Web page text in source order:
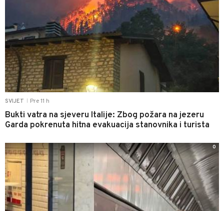
SVIJET Pre 11 h
Bukti vatra na sjeveru Italije: Zbog požara na jezeru
Garda pokrenuta hitna evakuacija stanovnika i turista
0